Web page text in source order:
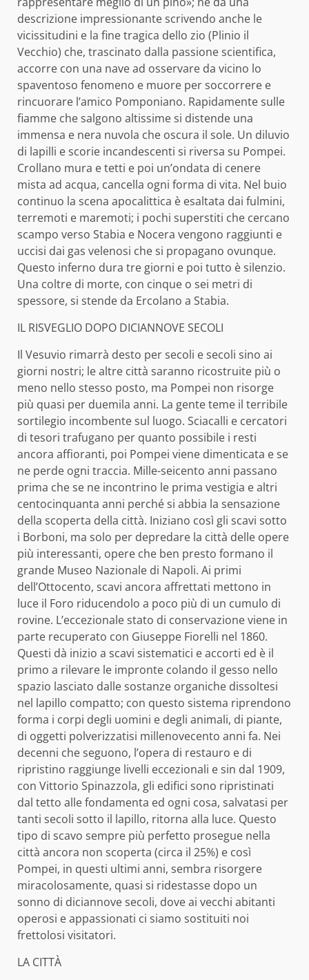
descrizione impressionante scrivendo anche le
vicissitudini e la fine tragica dello zio (Plinio il
Vecchio) che, trascinato dalla passione scientifica,
accorre con una nave ad osservare da vicino lo
spaventoso fenomeno e muore per soccorrere e
rincuorare l’amico Pomponiano. Rapidamente sulle
fiamme che salgono altissime si distende una
immensa e nera nuvola che oscura il sole. Un diluvio
di lapilli e scorie incandescenti si riversa su Pompei.
Crollano mura e tetti e poi un’ondata di cenere
mista ad acqua, cancella ogni forma di vita. Nel buio
continuo la scena apocalittica è esaltata dai fulmini,
terremoti e maremoti; i pochi superstiti che cercano
scampo verso Stabia e Nocera vengono raggiunti e
uccisi dai gas velenosi che si propagano ovunque.
Questo inferno dura tre giorni e poi tutto è silenzio.
Una coltre di morte, con cinque o sei metri di
spessore, si stende da Ercolano a Stabia.
IL RISVEGLIO DOPO DICIANNOVE SECOLI
Il Vesuvio rimarrà desto per secoli e secoli sino ai
giorni nostri; le altre città saranno ricostruite più o
meno nello stesso posto, ma Pompei non risorge
più quasi per duemila anni. La gente teme il terribile
sortilegio incombente sul luogo. Sciacalli e cercatori
di tesori trafugano per quanto possibile i resti
ancora affioranti, poi Pompei viene dimenticata e se
ne perde ogni traccia. Mille-seicento anni passano
prima che se ne incontrino le prima vestigia e altri
centocinquanta anni perché si abbia la sensazione
della scoperta della città. Iniziano così gli scavi sotto
i Borboni, ma solo per depredare la città delle opere
più interessanti, opere che ben presto formano il
grande Museo Nazionale di Napoli. Ai primi
dell’Ottocento, scavi ancora affrettati mettono in
luce il Foro riducendolo a poco più di un cumulo di
rovine. L’eccezionale stato di conservazione viene in
parte recuperato con Giuseppe Fiorelli nel 1860.
Questi dà inizio a scavi sistematici e accorti ed è il
primo a rilevare le impronte colando il gesso nello
spazio lasciato dalle sostanze organiche dissoltesi
nel lapillo compatto; con questo sistema riprendono
forma i corpi degli uomini e degli animali, di piante,
di oggetti polverizzatisi millenovecento anni fa. Nei
decenni che seguono, l’opera di restauro e di
ripristino raggiunge livelli eccezionali e sin dal 1909,
con Vittorio Spinazzola, gli edifici sono ripristinati
dal tetto alle fondamenta ed ogni cosa, salvatasi per
tanti secoli sotto il lapillo, ritorna alla luce. Questo
tipo di scavo sempre più perfetto prosegue nella
città ancora non scoperta (circa il 25%) e così
Pompei, in questi ultimi anni, sembra risorgere
miracolosamente, quasi si ridestasse dopo un
sonno di diciannove secoli, dove ai vecchi abitanti
operosi e appassionati ci siamo sostituiti noi
frettolosi visitatori.
LA CITTÀ